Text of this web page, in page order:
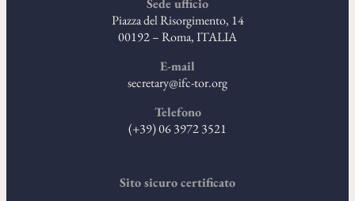
Sede ufficio
Piazza del Risorgimento, 14
00192 – Roma, ITALIA
E-mail
secretary@ifc-tor.org
Telefono
(+39) 06 3972 3521
Sito sicuro certificato